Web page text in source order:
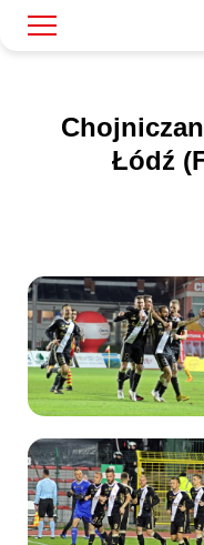
Akademia
Biznes
Dla mediów
Łódź